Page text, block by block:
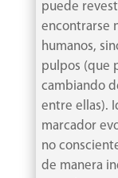
puede
encontrarse
humanos,
pulpos (que
cambiando
entre ellas).
marcador
no
de manera